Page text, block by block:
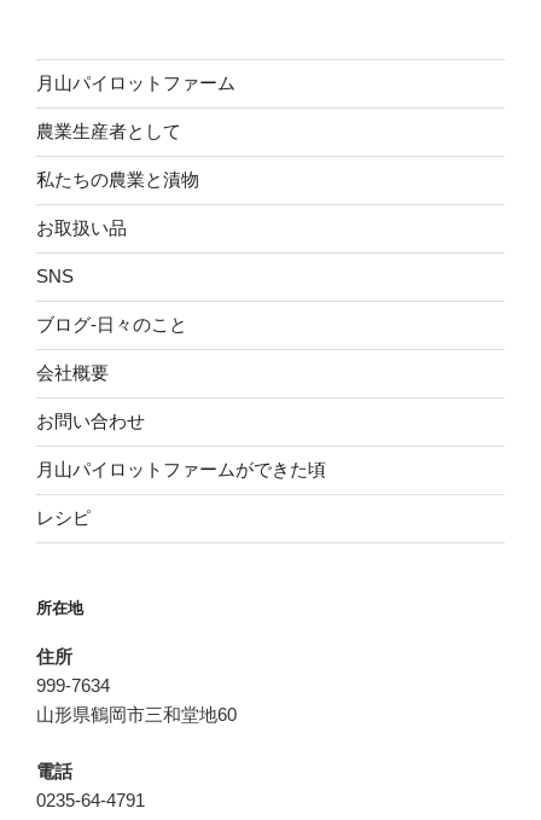
月山パイロットファーム
農業生産者として
私たちの農業と漬物
お取扱い品
SNS
ブログ-日々のこと
会社概要
お問い合わせ
月山パイロットファームができた頃
レシピ
所在地
住所
999-7634
山形県鶴岡市三和堂地60
電話
0235-64-4791